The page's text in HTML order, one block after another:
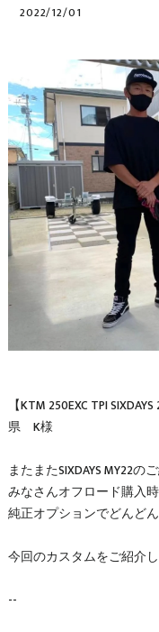
2022/12/01
【KTM 250EXC TPI
県 K様
またまたSIXDAYS MY22の
みなさんオフロード購入
純正オプションでどんど
今回のカスタムをご紹介し
--